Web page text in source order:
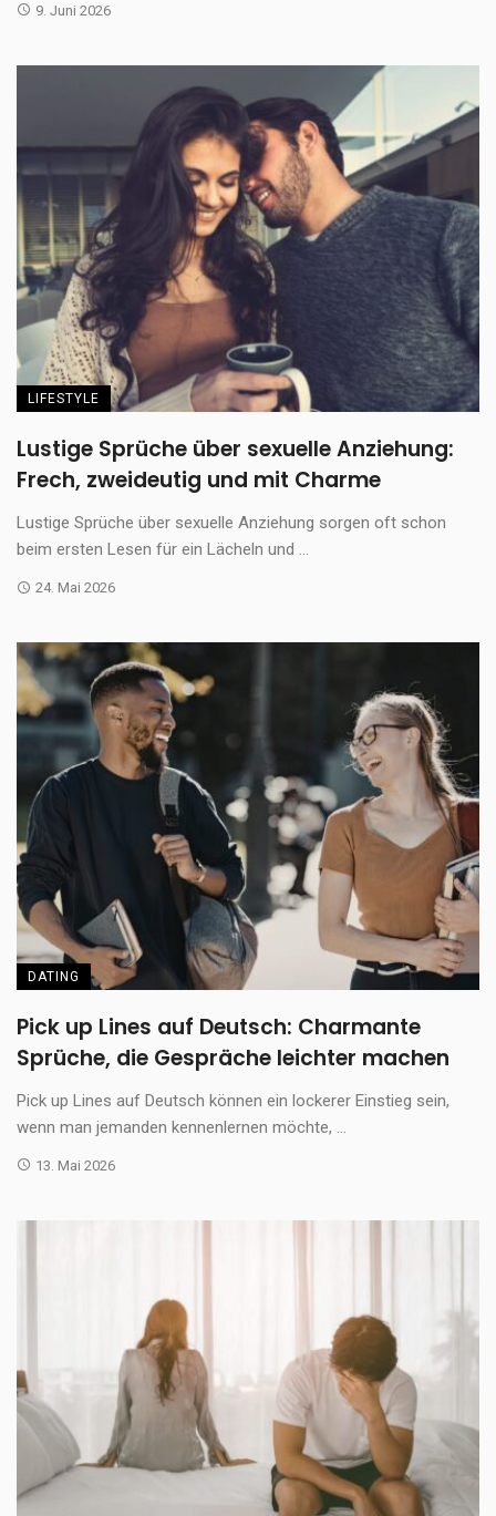
9. Juni 2026
LIFESTYLE
Lustige Sprüche über sexuelle Anziehung:
Frech, zweideutig und mit Charme
Lustige Sprüche über sexuelle Anziehung sorgen oft schon
beim ersten Lesen für ein Lächeln und ...
24. Mai 2026
DATING
Pick up Lines auf Deutsch: Charmante
Sprüche, die Gespräche leichter machen
Pick up Lines auf Deutsch können ein lockerer Einstieg sein,
wenn man jemanden kennenlernen möchte, ...
13. Mai 2026